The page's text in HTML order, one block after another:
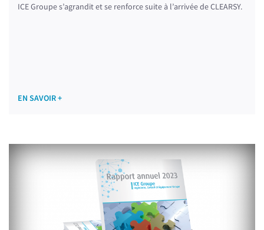
ICE Groupe s’agrandit et se renforce suite à l’arrivée de CLEARSY.
EN SAVOIR +